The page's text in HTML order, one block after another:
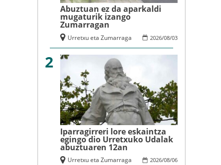
Abuztuan ez da aparkaldi
mugaturik izango
Zumarragan
2026/08/03
Urretxu eta Zumarraga
2
Iparragirreri lore eskaintza
egingo dio Urretxuko Udalak
abuztuaren 12an
2026/08/06
Urretxu eta Zumarraga